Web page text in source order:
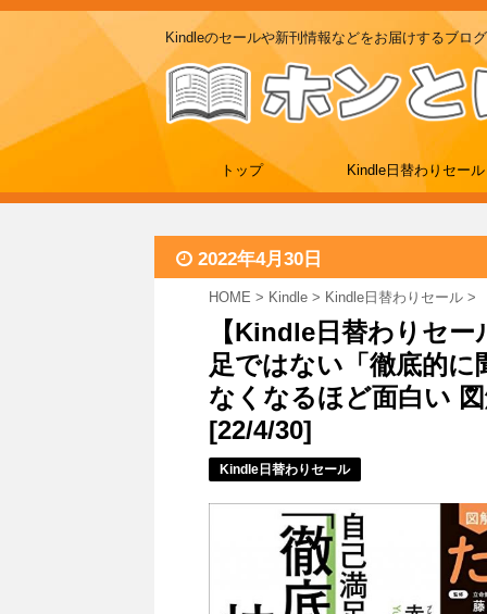
Kindleのセールや新刊情報などをお届けするブログ
トップ Kindle日替わりセール
2022年4月30日
HOME > Kindle > Kindle日替わりセール >
【Kindle日替わりセ
足ではない「徹底的に
なくなるほど面白い
[22/4/30]
Kindle日替わりセール